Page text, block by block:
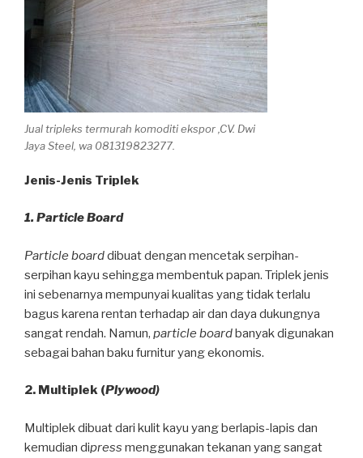
Jual tripleks termurah komoditi ekspor ,CV. Dwi
Jaya Steel, wa 081319823277.
Jenis-Jenis Triplek
1. Particle Board
Particle boarddibuat dengan mencetak serpihan-
serpihan kayu sehingga membentuk papan. Triplek jenis
ini sebenarnya mempunyai kualitas yang tidak terlalu
bagus karena rentan terhadap air dan daya dukungnya
sangat rendah. Namun, particle boardbanyak digunakan
sebagai bahan baku furnitur yang ekonomis.
2. Multiplek (Plywood)
Multiplek dibuat dari kulit kayu yang berlapis-lapis dan
kemudian dipress menggunakan tekanan yang sangat